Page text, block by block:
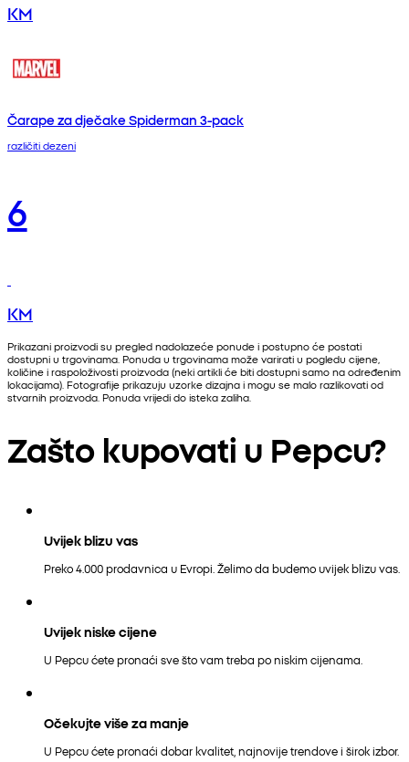
KM
Čarape za dječake Spiderman 3-pack
različiti dezeni
6
KM
Prikazani proizvodi su pregled nadolazeće ponude i postupno će postati
dostupni u trgovinama. Ponuda u trgovinama može varirati u pogledu cijene,
količine i raspoloživosti proizvoda (neki artikli će biti dostupni samo na određenim
lokacijama). Fotografije prikazuju uzorke dizajna i mogu se malo razlikovati od
stvarnih proizvoda. Ponuda vrijedi do isteka zaliha.
Zašto kupovati u Pepcu?
Uvijek blizu vas
Preko 4.000 prodavnica u Evropi. Želimo da budemo uvijek blizu vas.
Uvijek niske cijene
U Pepcu ćete pronaći sve što vam treba po niskim cijenama.
Očekujte više za manje
U Pepcu ćete pronaći dobar kvalitet, najnovije trendove i širok izbor.